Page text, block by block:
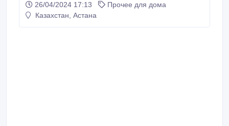
пошива по индивидуальным заказам. Мешок
состоит из Внутреннего прочного материала
26/04/2024 17:13
Прочее для дома
Казахстан, Астана